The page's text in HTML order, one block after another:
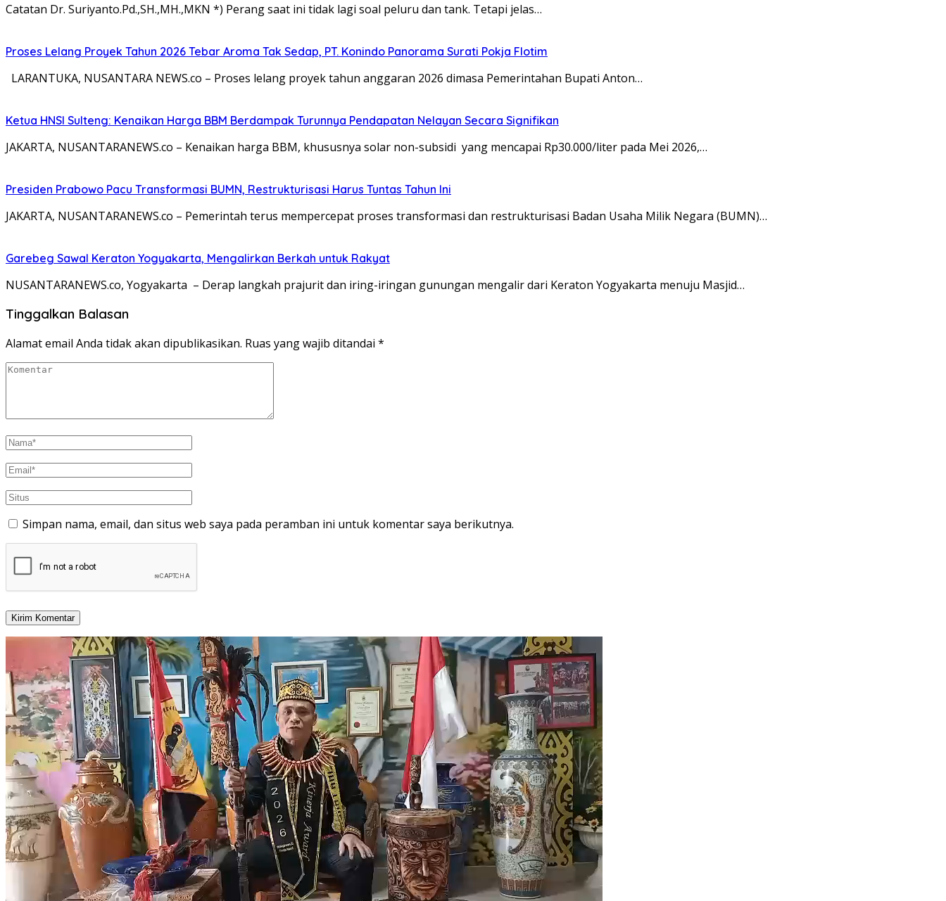
Catatan Dr. Suriyanto.Pd.,SH.,MH.,MKN *) Perang saat ini tidak lagi soal peluru dan tank. Tetapi jelas…
Proses Lelang Proyek Tahun 2026 Tebar Aroma Tak Sedap, PT. Konindo Panorama Surati Pokja Flotim
LARANTUKA, NUSANTARA NEWS.co – Proses lelang proyek tahun anggaran 2026 dimasa Pemerintahan Bupati Anton…
Ketua HNSI Sulteng: Kenaikan Harga BBM Berdampak Turunnya Pendapatan Nelayan Secara Signifikan
JAKARTA, NUSANTARANEWS.co – Kenaikan harga BBM, khususnya solar non-subsidi yang mencapai Rp30.000/liter pada Mei 2026,…
Presiden Prabowo Pacu Transformasi BUMN, Restrukturisasi Harus Tuntas Tahun Ini
JAKARTA, NUSANTARANEWS.co – Pemerintah terus mempercepat proses transformasi dan restrukturisasi Badan Usaha Milik Negara (BUMN)…
Garebeg Sawal Keraton Yogyakarta, Mengalirkan Berkah untuk Rakyat
NUSANTARANEWS.co, Yogyakarta – Derap langkah prajurit dan iring-iringan gunungan mengalir dari Keraton Yogyakarta menuju Masjid…
Tinggalkan Balasan
Alamat email Anda tidak akan dipublikasikan. Ruas yang wajib ditandai *
Simpan nama, email, dan situs web saya pada peramban ini untuk komentar saya berikutnya.